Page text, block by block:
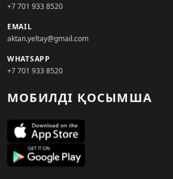
+7 701 933 8520
EMAIL
aktan.yeltay@gmail.com
WHATSAPP
+7 701 933 8520
МОБИЛДІ ҚОСЫМША